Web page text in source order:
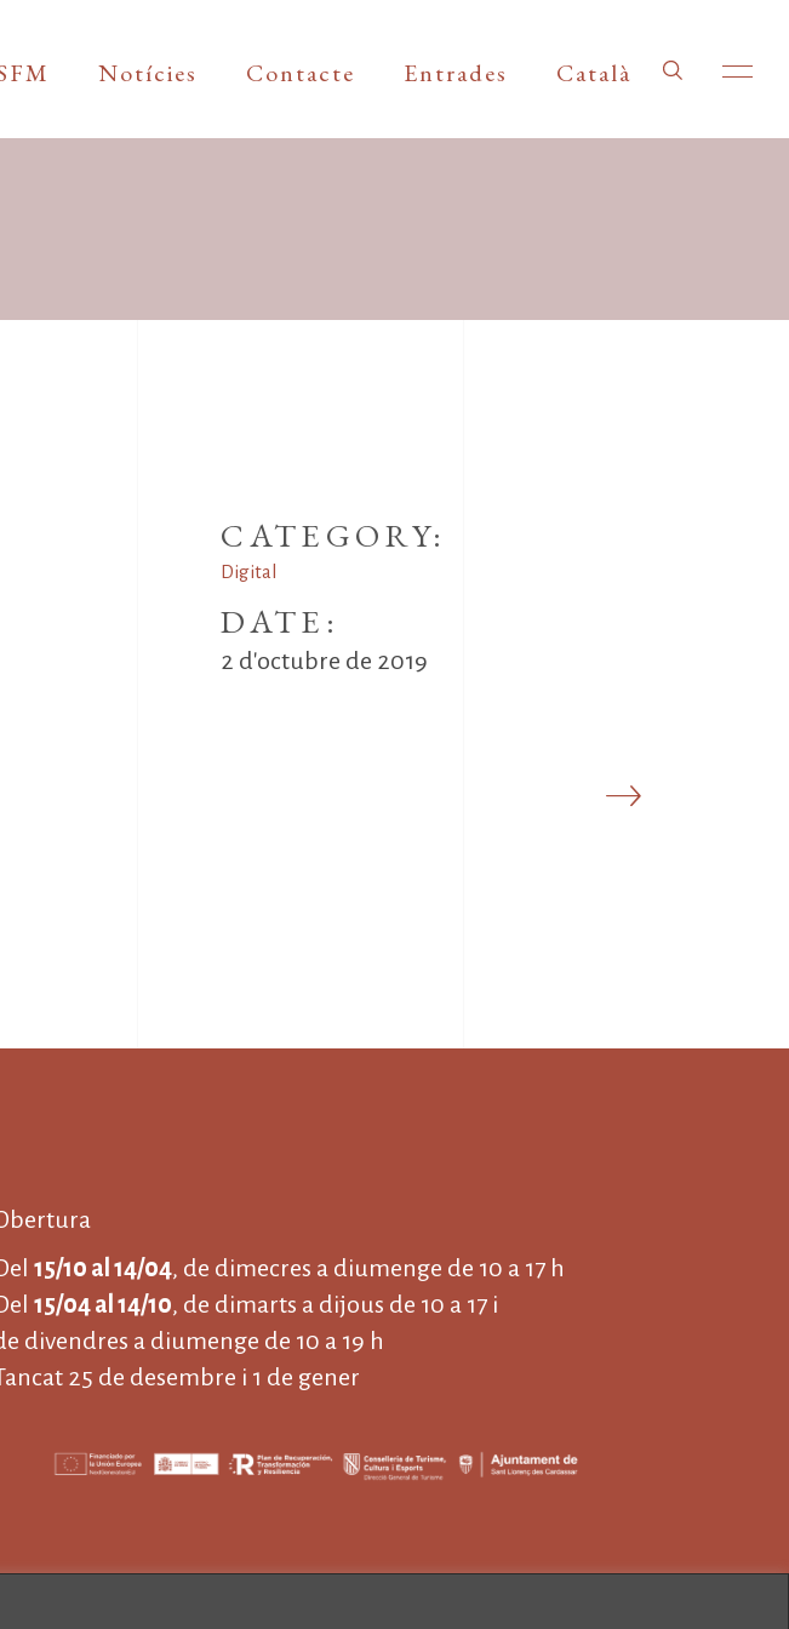
Notícies Contacte Entrades Català
CATEGORY:
Digital
DATE:
2 d'octubre de 2019
15/10 al 14/04, de dimecres a diumenge de 10 a 17 h
15/04 al 14/10, de dimarts a dijous de 10 a 17 i
divendres a diumenge de 10 a 19 h
25 de desembre i 1 de gener